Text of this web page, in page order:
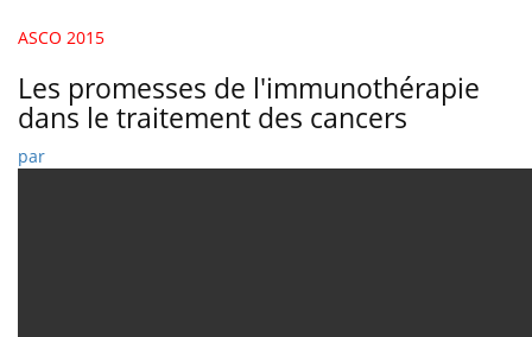
ASCO 2015
Les promesses de l'immunothérapie
dans le traitement des cancers
par